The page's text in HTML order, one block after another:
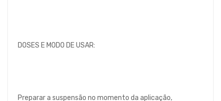
DOSES E MODO DE USAR:
Preparar a suspensão no momento da aplicação,